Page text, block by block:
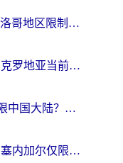
在国外看世界杯法国VS摩洛哥地区限制？这篇指南让你流畅看中文解说无压力
在国外看世界杯英格兰 vs 克罗地亚当前地区不可播放？这篇指南帮你搞定所有海外观赛难题
在海外看央视频世界杯仅限中国大陆？这篇指南帮你解锁中文解说+无卡顿直播
在海外看世界杯比利时 vs 塞内加尔仅限中国大陆？我找到了最流畅的中文解说之路